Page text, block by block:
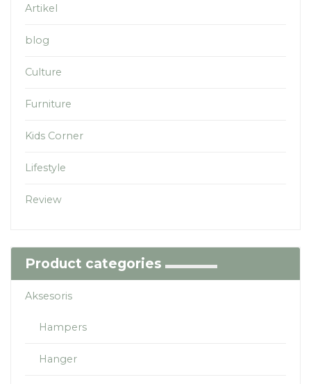
Artikel
blog
Culture
Furniture
Kids Corner
Lifestyle
Review
Product categories
Aksesoris
Hampers
Hanger